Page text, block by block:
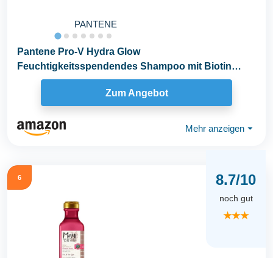
PANTENE
Pantene Pro-V Hydra Glow
Feuchtigkeitsspendendes Shampoo mit Biotin
250ml. Pro-V Miracles Shampoo...
Zum Angebot
Mehr anzeigen ⏷
6 8.7/10
noch gut
★★★